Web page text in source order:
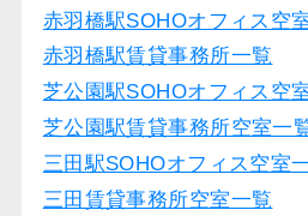
赤羽橋駅SOHOオフィス空
赤羽橋駅賃貸事務所一覧
芝公園駅SOHOオフィス空
芝公園駅賃貸事務所空室一
三田駅SOHOオフィス空室
三田賃貸事務所空室一覧